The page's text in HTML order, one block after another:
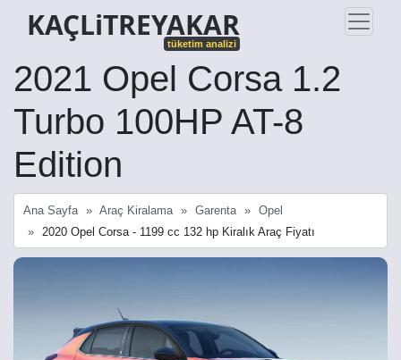
KAÇLiTREYAKAR
tüketim analizi
2021 Opel Corsa 1.2
Turbo 100HP AT-8
Edition
Ana Sayfa Araç Kiralama Garenta
Opel
2020 Opel Corsa - 1199 cc 132 hp Kiralık Araç Fiyatı